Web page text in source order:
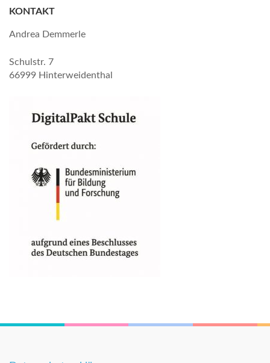
KONTAKT
Andrea Demmerle
Schulstr. 7
66999 Hinterweidenthal